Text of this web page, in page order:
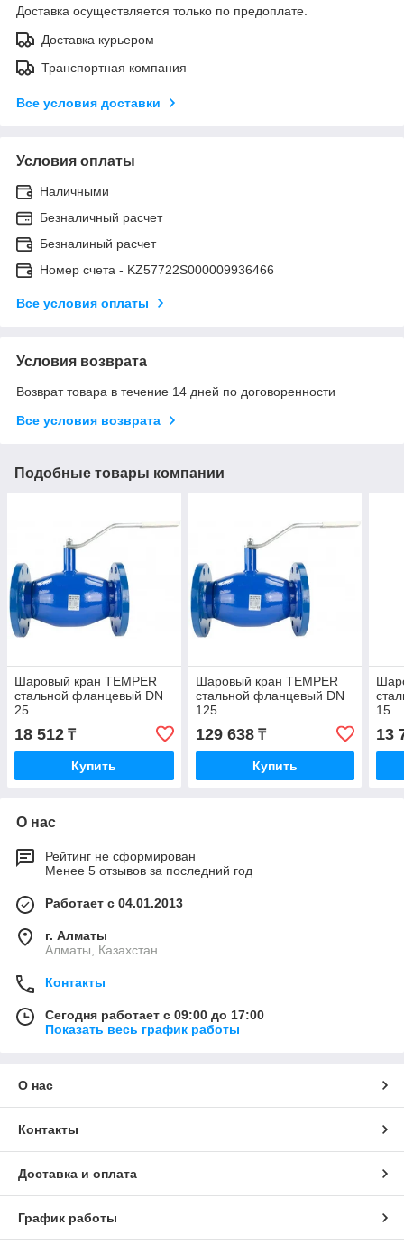
Доставка осуществляется только по предоплате.
Доставка курьером
Транспортная компания
Все условия доставки
Условия оплаты
Наличными
Безналичный расчет
Безналиный расчет
Номер счета - KZ57722S000009936466
Все условия оплаты
Условия возврата
Возврат товара в течение 14 дней по договоренности
Все условия возврата
Подобные товары компании
Шаровый кран TEMPER
стальной фланцевый DN
25
18 512 ₸
Купить
Шаровый кран TEMPER
стальной фланцевый DN
125
129 638₸
Купить
15
13
О нас
Рейтинг не сформирован
Менее 5 отзывов за последний год
Работает с 04.01.2013
г. Алматы
Алматы, Казахстан
Контакты
Сегодня работает с 09:00 до 17:00
Показать весь график работы
О нас
Контакты
Доставка и оплата
График работы